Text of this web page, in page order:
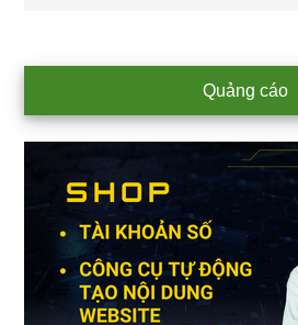
Sidebar
Quảng cáo